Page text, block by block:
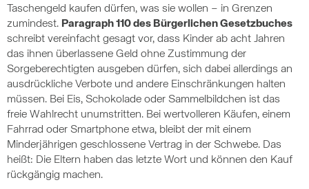
Taschengeld kaufen dürfen, was sie wollen – in Grenzen
zumindest. Paragraph 110 des Bürgerlichen Gesetzbuches
schreibt vereinfacht gesagt vor, dass Kinder ab acht Jahren
das ihnen überlassene Geld ohne Zustimmung der
Sorgeberechtigten ausgeben dürfen, sich dabei allerdings an
ausdrückliche Verbote und andere Einschränkungen halten
müssen. Bei Eis, Schokolade oder Sammelbildchen ist das
freie Wahlrecht unumstritten. Bei wertvolleren Käufen, einem
Fahrrad oder Smartphone etwa, bleibt der mit einem
Minderjährigen geschlossene Vertrag in der Schwebe. Das
heißt: Die Eltern haben das letzte Wort und können den Kauf
rückgängig machen.